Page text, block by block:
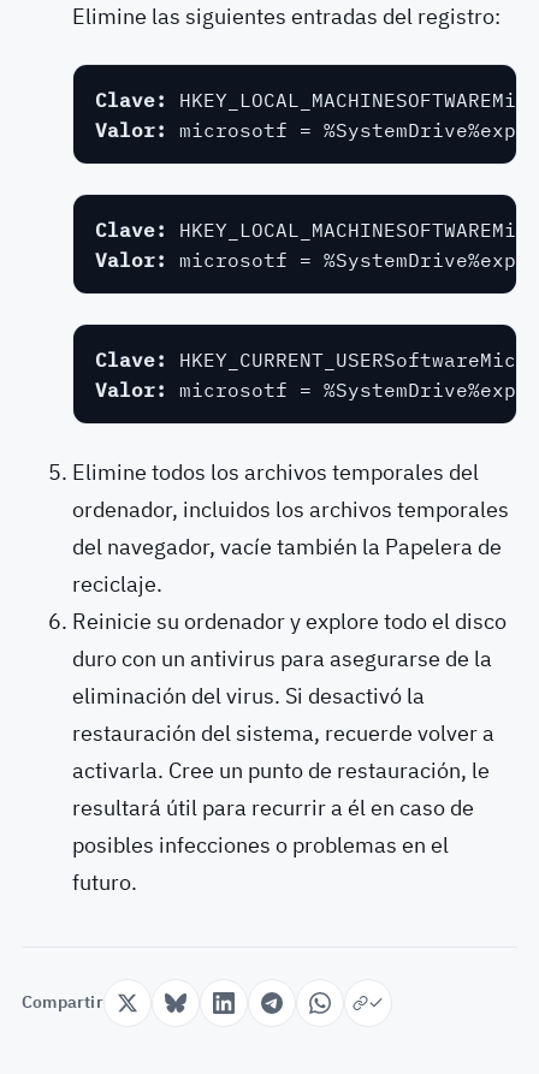
Elimine las siguientes entradas del registro:
Clave:
Valor: microsotf =
Clave:
Valor: microsotf =
Clave:
Valor: microsotf =
Elimine todos los archivos temporales del
ordenador, incluidos los archivos temporales
del navegador, vacíe también la Papelera de
reciclaje.
Reinicie su ordenador y explore todo el disco
duro con un antivirus para asegurarse de la
eliminación del virus. Si desactivó la
restauración del sistema, recuerde volver a
activarla. Cree un punto de restauración, le
resultará útil para recurrir a él en caso de
posibles infecciones o problemas en el
futuro.
Compartir